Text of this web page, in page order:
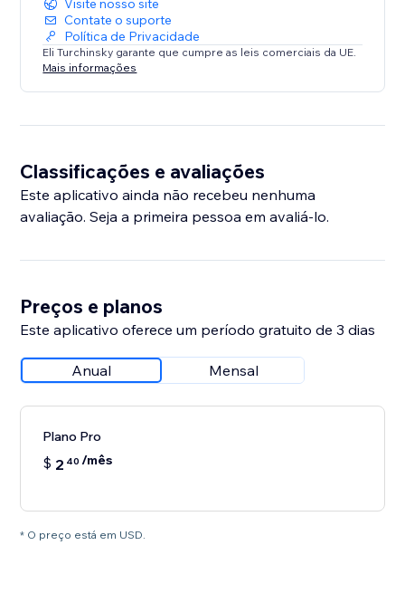
Visite nosso site
Contate o suporte
Política de Privacidade
Eli Turchinsky garante que cumpre as leis comerciais da UE.
Mais informações
Classificações e avaliações
Este aplicativo ainda não recebeu nenhuma
avaliação. Seja a primeira pessoa em avaliá-lo.
Preços e planos
Este aplicativo oferece um período gratuito de 3 dias
Anual Mensal
Plano Pro
$ 2 40 /mês
* O preço está em USD.